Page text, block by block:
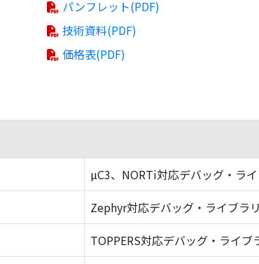
パンフレット(PDF)
技術資料(PDF)
価格表(PDF)
µC3、NORTi対応デバッグ・ラ
Zephyr対応デバッグ・ライブラリ
TOPPERS対応デバッグ・ライブ